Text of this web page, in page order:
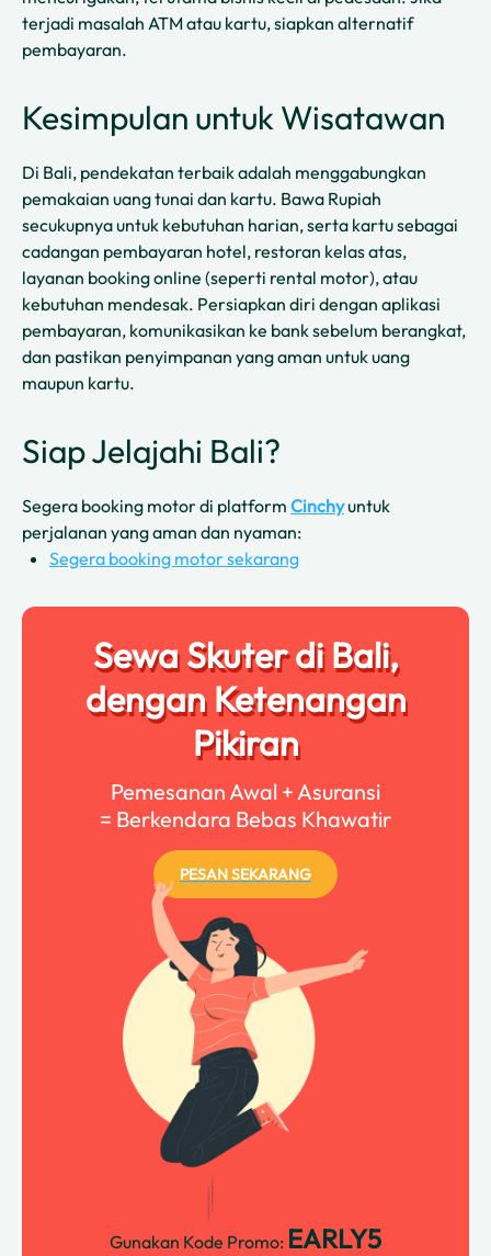
terjadi masalah ATM atau kartu, siapkan alternatif
pembayaran.
Kesimpulan untuk Wisatawan
Di Bali, pendekatan terbaik adalah menggabungkan
pemakaian uang tunai dan kartu. Bawa Rupiah
secukupnya untuk kebutuhan harian, serta kartu sebagai
cadangan pembayaran hotel, restoran kelas atas,
layanan booking online (seperti rental motor), atau
kebutuhan mendesak. Persiapkan diri dengan aplikasi
pembayaran, komunikasikan ke bank sebelum berangkat,
dan pastikan penyimpanan yang aman untuk uang
maupun kartu.
Siap Jelajahi Bali?
Segera booking motor di platform Cinchyuntuk
perjalanan yang aman dan nyaman:
Segera booking motor sekarang
Sewa Skuter di Bali,
dengan Ketenangan
Pikiran
Pemesanan Awal + Asuransi
= Berkendara Bebas Khawatir
PESAN SEKARANG
Gunakan Kode Promo: EARLY5